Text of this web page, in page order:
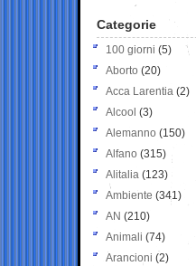
Categorie
100 giorni (5)
Aborto (20)
Acca Larentia (2)
Alcool (3)
Alemanno (150)
Alfano (315)
Alitalia (123)
Ambiente (341)
AN (210)
Animali (74)
Arancioni (2)